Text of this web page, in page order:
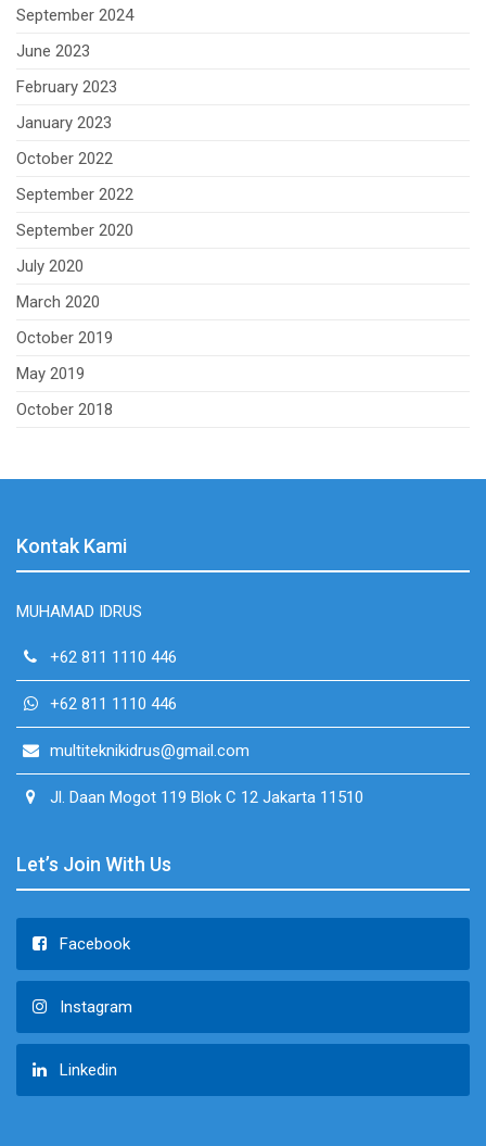
September 2024
June 2023
February 2023
January 2023
October 2022
September 2022
September 2020
July 2020
March 2020
October 2019
May 2019
October 2018
Kontak Kami
MUHAMAD IDRUS
+62 811 1110 446
+62 811 1110 446
multiteknikidrus@gmail.com
Jl. Daan Mogot 119 Blok C 12 Jakarta 11510
Let’s Join With Us
Facebook
Instagram
Linkedin